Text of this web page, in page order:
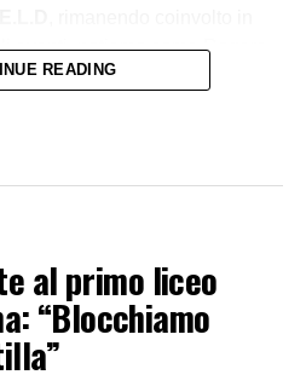
eventi, notiamo come Rogers
moderno, cambiato sia
teatrali e corrotti.
l’uomo umile
READING
al primo liceo
“Blocchiamo